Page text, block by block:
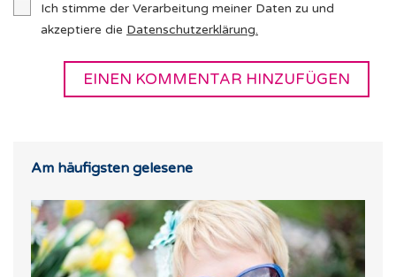
Ich stimme der Verarbeitung meiner Daten zu und
akzeptiere die Datenschutzerklärung.
Am häufigsten gelesene